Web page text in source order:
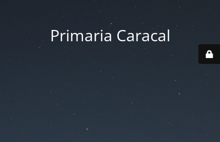
Primaria Caracal